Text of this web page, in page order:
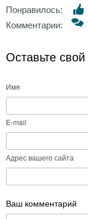
Понравилось:
Комментарии:
Оставьте
Имя
E-mail
Адрес вашего сайта
Ваш комментарий